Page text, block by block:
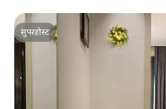
सुपरहोस्ट
सुपरहोस्ट